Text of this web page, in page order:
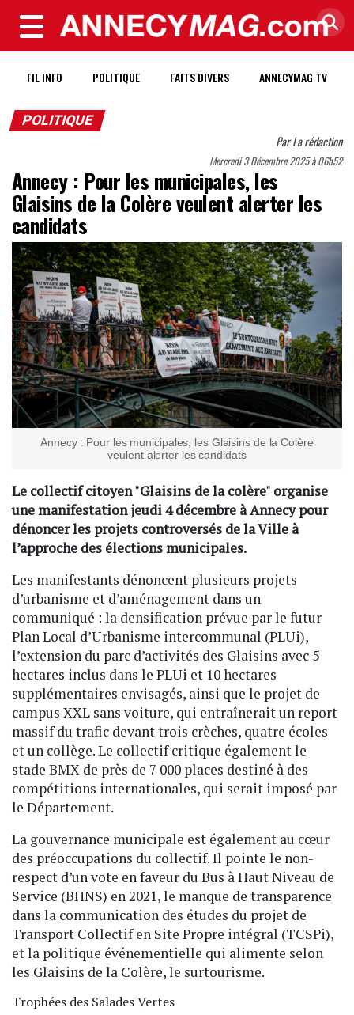
MENU
FIL INFO POLITIQUE FAITS DIVERS ANNECYMAG TV
POLITIQUE
ParLa rédaction
Mercredi 3 Décembre 2025 à 06h52
Annecy : Pour les municipales, les
Glaisins de la Colère veulent alerter les
candidats
Annecy : Pour les municipales, les Glaisins de la Colère
veulent alerter les candidats
Le collectif citoyen "Glaisins de la colère" organise
une manifestation jeudi 4 décembre à Annecy pour
dénoncer les projets controversés de la Ville à
l’approche des élections municipales.
Les manifestants dénoncent plusieurs projets
d’urbanisme et d’aménagement dans un
communiqué : la densification prévue par le futur
Plan Local d’Urbanisme intercommunal (PLUi),
l’extension du parc d’activités des Glaisins avec 5
hectares inclus dans le PLUi et 10 hectares
supplémentaires envisagés, ainsi que le projet de
campus XXL sans voiture, qui entraînerait un report
massif du trafic devant trois crèches, quatre écoles
et un collège. Le collectif critique également le
stade BMX de près de 7 000 places destiné à des
compétitions internationales, qui serait imposé par
le Département.
La gouvernance municipale est également au cœur
des préoccupations du collectif. Il pointe le non-
respect d’un vote en faveur du Bus à Haut Niveau de
Service (BHNS) en 2021, le manque de transparence
dans la communication des études du projet de
Transport Collectif en Site Propre intégral (TCSPi),
et la politique événementielle qui alimente selon
les Glaisins de la Colère, le surtourisme.
Trophées des Salades Vertes